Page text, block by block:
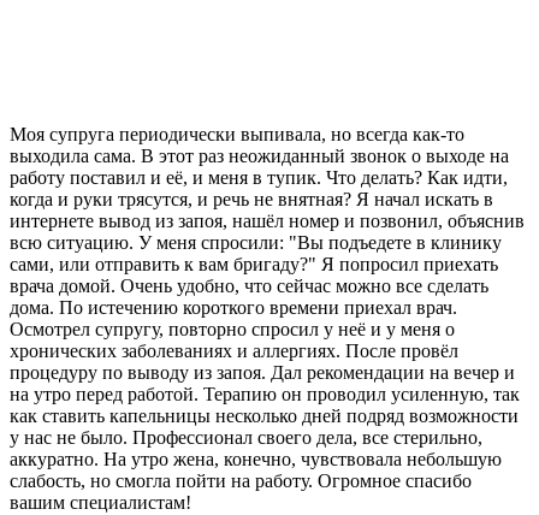
Моя супруга периодически выпивала, но всегда как-то
выходила сама. В этот раз неожиданный звонок о выходе на
работу поставил и её, и меня в тупик. Что делать? Как идти,
когда и руки трясутся, и речь не внятная? Я начал искать в
интернете вывод из запоя, нашёл номер и позвонил, объяснив
всю ситуацию. У меня спросили: "Вы подъедете в клинику
сами, или отправить к вам бригаду?" Я попросил приехать
врача домой. Очень удобно, что сейчас можно все сделать
дома. По истечению короткого времени приехал врач.
Осмотрел супругу, повторно спросил у неё и у меня о
хронических заболеваниях и аллергиях. После провёл
процедуру по выводу из запоя. Дал рекомендации на вечер и
на утро перед работой. Терапию он проводил усиленную, так
как ставить капельницы несколько дней подряд возможности
у нас не было. Профессионал своего дела, все стерильно,
аккуратно. На утро жена, конечно, чувствовала небольшую
слабость, но смогла пойти на работу. Огромное спасибо
вашим специалистам!